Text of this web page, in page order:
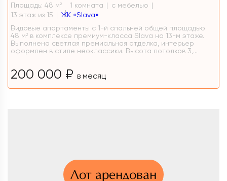
Площадь: 48 м 2 1 комната
с мебелью
13 этаж из 15
ЖК «Slava»
Видовые апартаменты с 1-й спальней общей площадью
48 м² в комплексе премиум-класса Slava на 13-м этаже.
Выполнена светлая премиальная отделка, интерьер
оформлен в стиле неоклассики. Высота потолков 3,...
200 000 ₽ в месяц
Лот арендован